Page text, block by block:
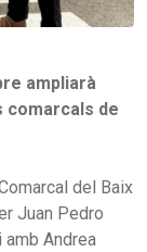
ampliarà
comarcals de
del Baix
Juan Pedro
amb Andrea